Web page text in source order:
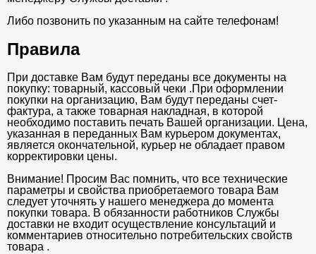
Либо позвонить по указанным на сайте телефонам!
Правила
При доставке Вам будут переданы все документы на
покупку: товарный, кассовый чеки .При оформлении
покупки на организацию, Вам будут переданы счет-
фактура, а также товарная накладная, в которой
необходимо поставить печать Вашей организации. Цена,
указанная в переданных Вам курьером документах,
является окончательной, курьер не обладает правом
корректировки цены.
Внимание! Просим Вас помнить, что все технические
параметры и свойства приобретаемого товара Вам
следует уточнять у нашего менеджера до момента
покупки товара. В обязанности работников Службы
доставки не входит осуществление консультаций и
комментариев относительно потребительских свойств
товара .